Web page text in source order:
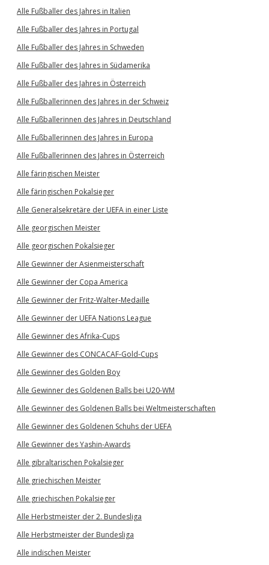
Alle Fußballer des Jahres in Italien
Alle Fußballer des Jahres in Portugal
Alle Fußballer des Jahres in Schweden
Alle Fußballer des Jahres in Südamerika
Alle Fußballer des Jahres in Österreich
Alle Fußballerinnen des Jahres in der Schweiz
Alle Fußballerinnen des Jahres in Deutschland
Alle Fußballerinnen des Jahres in Europa
Alle Fußballerinnen des Jahres in Österreich
Alle färingischen Meister
Alle färingischen Pokalsieger
Alle Generalsekretäre der UEFA in einer Liste
Alle georgischen Meister
Alle georgischen Pokalsieger
Alle Gewinner der Asienmeisterschaft
Alle Gewinner der Copa America
Alle Gewinner der Fritz-Walter-Medaille
Alle Gewinner der UEFA Nations League
Alle Gewinner des Afrika-Cups
Alle Gewinner des CONCACAF-Gold-Cups
Alle Gewinner des Golden Boy
Alle Gewinner des Goldenen Balls bei U20-WM
Alle Gewinner des Goldenen Balls bei Weltmeisterschaften
Alle Gewinner des Goldenen Schuhs der UEFA
Alle Gewinner des Yashin-Awards
Alle gibraltarischen Pokalsieger
Alle griechischen Meister
Alle griechischen Pokalsieger
Alle Herbstmeister der 2. Bundesliga
Alle Herbstmeister der Bundesliga
Alle indischen Meister